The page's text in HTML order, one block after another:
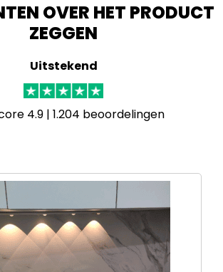
OVER HET PRODUCT
ZEGGEN
Uitstekend
4.9 | 1.204 beoordelingen